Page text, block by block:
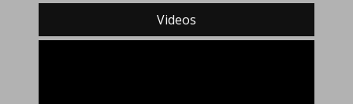
Videos